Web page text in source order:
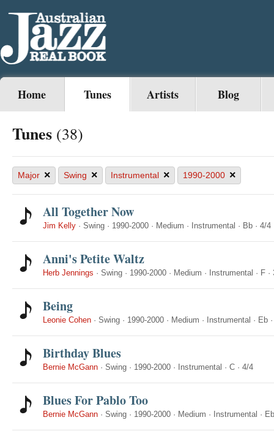
Home Tunes Artists Blog
Tunes (38)
Major × Swing × Instrumental × 1990-2000 ×
All Together Now
Jim Kelly · Swing · 1990-2000 · Medium · Instrumental · Bb · 4/4
Anni's Petite Waltz
Herb Jennings · Swing · 1990-2000 · Medium · Instrumental · F ·
Being
Leonie Cohen · Swing · 1990-2000 · Medium · Instrumental · Eb
Birthday Blues
Bernie McGann · Swing · 1990-2000 · Instrumental · C · 4/4
Blues For Pablo Too
Bernie McGann · Swing · 1990-2000 · Medium · Instrumental · Eb